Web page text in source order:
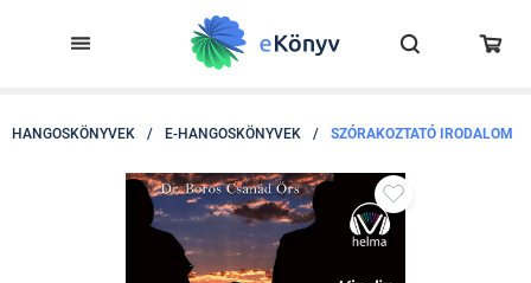
HANGOSKÖNYVEK / E-HANGOSKÖNYVEK / SZÓRAKOZTATÓ IRODALOM